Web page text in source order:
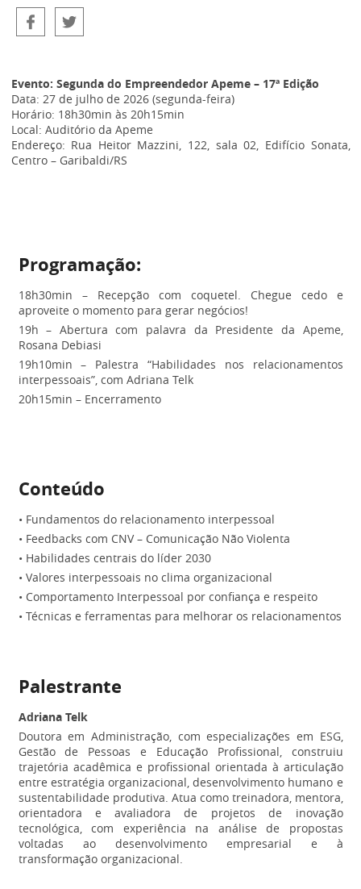
Evento: Segunda do Empreendedor Apeme – 17ª Edição
Data: 27 de julho de 2026 (segunda-feira)
Horário: 18h30min às 20h15min
Local: Auditório da Apeme
Endereço: Rua Heitor Mazzini, 122, sala 02, Edifício Sonata,
Centro – Garibaldi/RS
Programação:
18h30min – Recepção com coquetel. Chegue cedo e
aproveite o momento para gerar negócios!
19h – Abertura com palavra da Presidente da Apeme,
Rosana Debiasi
19h10min – Palestra “Habilidades nos relacionamentos
interpessoais”, com Adriana Telk
20h15min – Encerramento
Conteúdo
• Fundamentos do relacionamento interpessoal
• Feedbacks com CNV – Comunicação Não Violenta
• Habilidades centrais do líder 2030
• Valores interpessoais no clima organizacional
• Comportamento Interpessoal por confiança e respeito
• Técnicas e ferramentas para melhorar os relacionamentos
Palestrante
Adriana Telk
Doutora em Administração, com especializações em ESG,
Gestão de Pessoas e Educação Profissional, construiu
trajetória acadêmica e profissional orientada à articulação
entre estratégia organizacional, desenvolvimento humano e
sustentabilidade produtiva. Atua como treinadora, mentora,
orientadora e avaliadora de projetos de inovação
tecnológica, com experiência na análise de propostas
voltadas ao desenvolvimento empresarial e à
transformação organizacional.